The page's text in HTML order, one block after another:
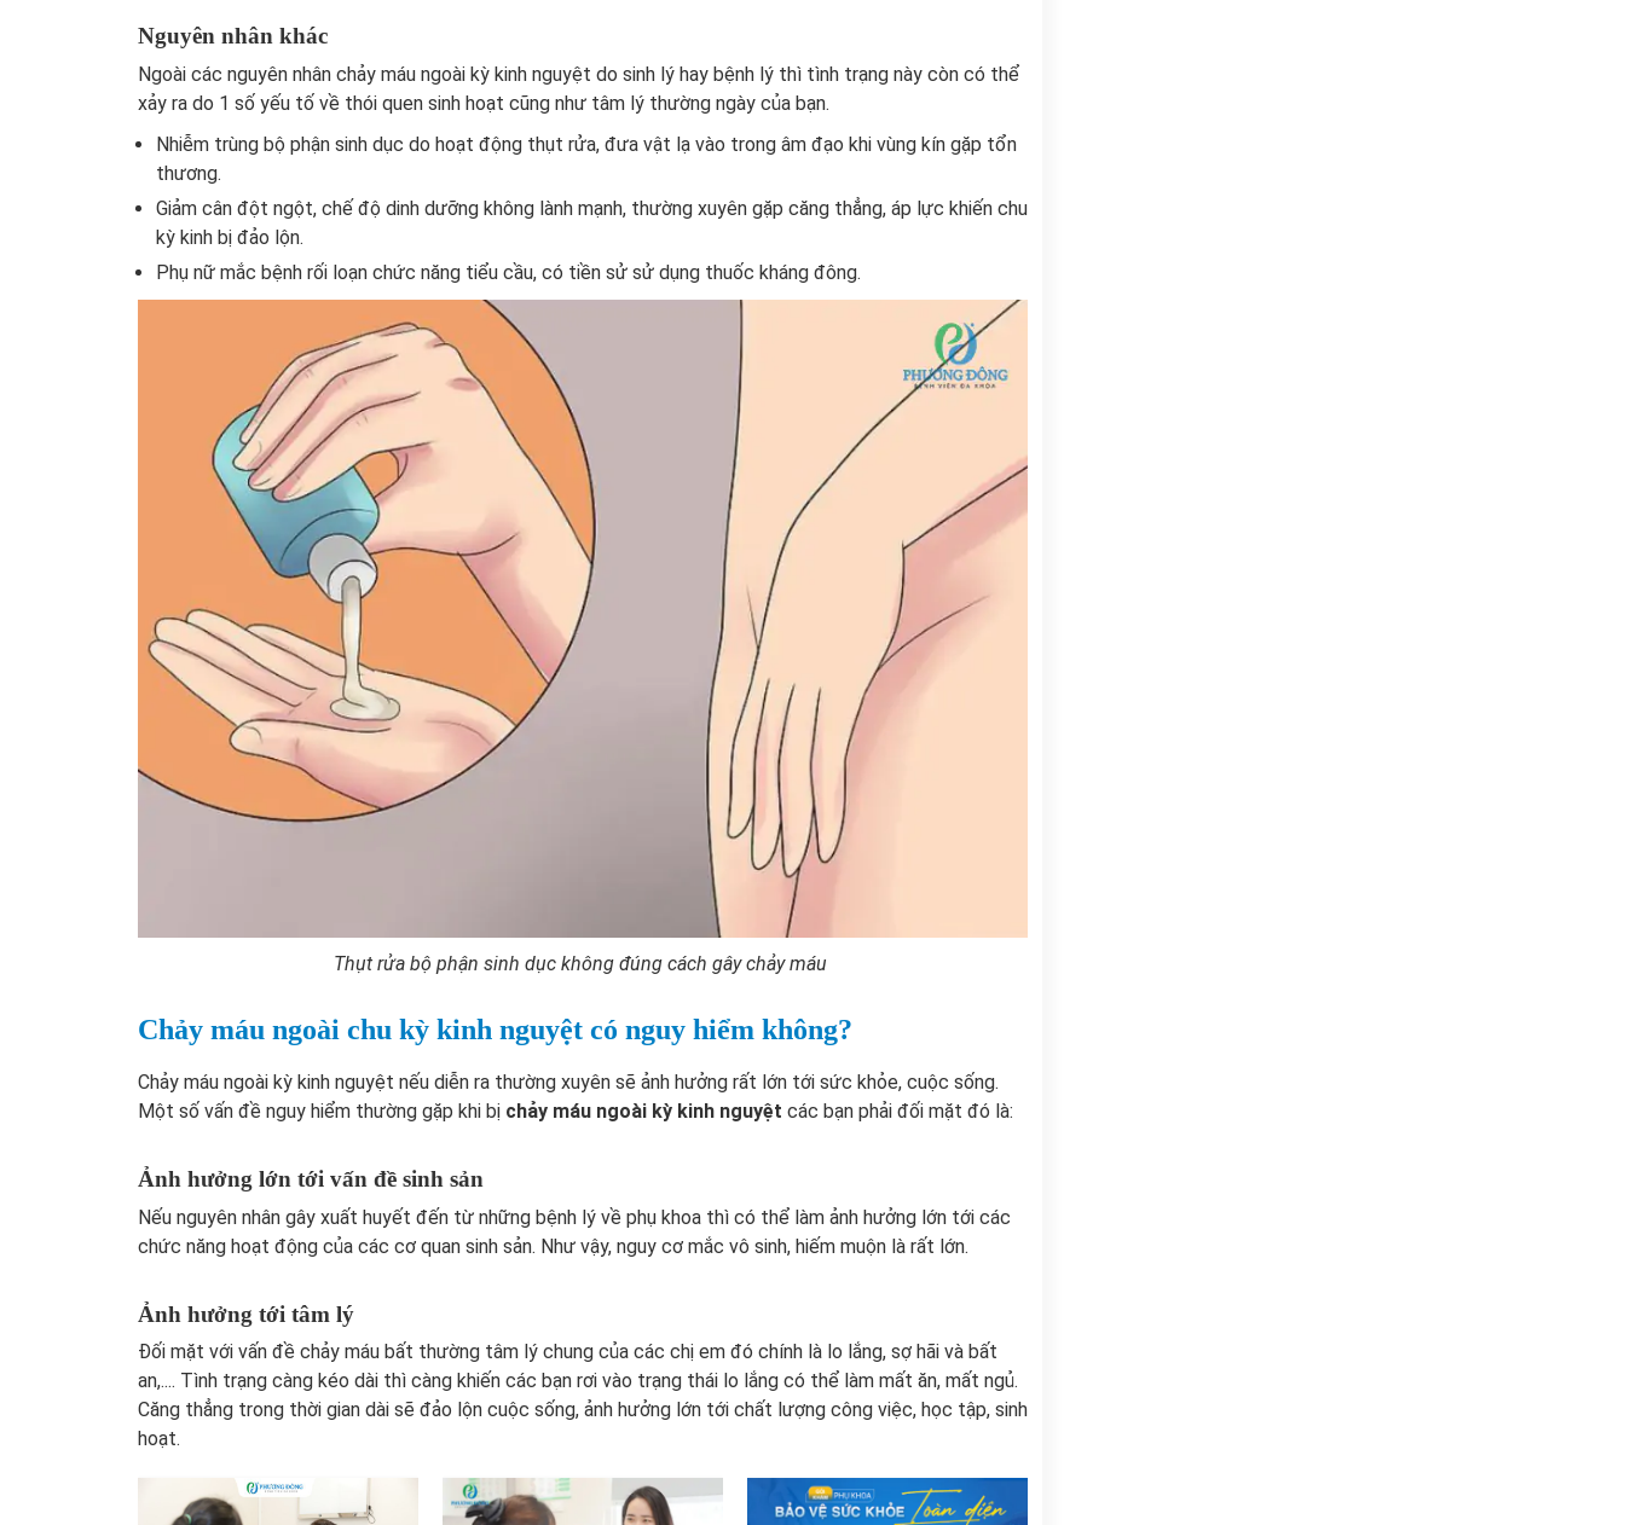
Nguyên nhân khác
Ngoài các nguyên nhân chảy máu ngoài kỳ kinh nguyệt do sinh lý hay bệnh lý thì tình trạng này còn có thể
xảy ra do 1 số yếu tố về thói quen sinh hoạt cũng như tâm lý thường ngày của bạn.
Nhiễm trùng bộ phận sinh dục do hoạt động thụt rửa, đưa vật lạ vào trong âm đạo khi vùng kín gặp tổn
thương.
Giảm cân đột ngột, chế độ dinh dưỡng không lành mạnh, thường xuyên gặp căng thẳng, áp lực khiến chu
kỳ kinh bị đảo lộn.
Phụ nữ mắc bệnh rối loạn chức năng tiểu cầu, có tiền sử sử dụng thuốc kháng đông.
Thụt rửa bộ phận sinh dục không đúng cách gây chảy máu
Chảy máu ngoài chu kỳ kinh nguyệt có nguy hiểm không?
Chảy máu ngoài kỳ kinh nguyệt nếu diễn ra thường xuyên sẽ ảnh hưởng rất lớn tới sức khỏe, cuộc sống.
Một số vấn đề nguy hiểm thường gặp khi bị chảy máu ngoài kỳ kinh nguyệt các bạn phải đối mặt đó là:
Ảnh hưởng lớn tới vấn đề sinh sản
Nếu nguyên nhân gây xuất huyết đến từ những bệnh lý về phụ khoa thì có thể làm ảnh hưởng lớn tới các
chức năng hoạt động của các cơ quan sinh sản. Như vậy, nguy cơ mắc vô sinh, hiếm muộn là rất lớn.
Ảnh hưởng tới tâm lý
Đối mặt với vấn đề chảy máu bất thường tâm lý chung của các chị em đó chính là lo lắng, sợ hãi và bất
an,.... Tình trạng càng kéo dài thì càng khiến các bạn rơi vào trạng thái lo lắng có thể làm mất ăn, mất ngủ.
Căng thẳng trong thời gian dài sẽ đảo lộn cuộc sống, ảnh hưởng lớn tới chất lượng công việc, học tập, sinh
hoạt.